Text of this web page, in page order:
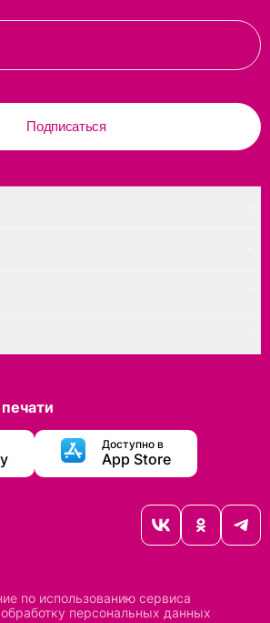
Подписаться
Доступно в
App Store
по использованию сервиса
персональных данных